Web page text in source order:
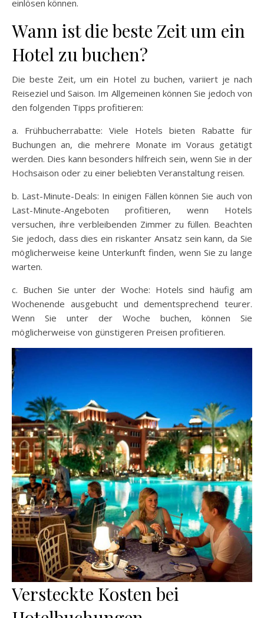
einlösen können.
Wann ist die beste Zeit um ein
Hotel zu buchen?
Die beste Zeit, um ein Hotel zu buchen, variiert je nach
Reiseziel und Saison. Im Allgemeinen können Sie jedoch von
den folgenden Tipps profitieren:
a. Frühbucherrabatte: Viele Hotels bieten Rabatte für
Buchungen an, die mehrere Monate im Voraus getätigt
werden. Dies kann besonders hilfreich sein, wenn Sie in der
Hochsaison oder zu einer beliebten Veranstaltung reisen.
b. Last-Minute-Deals: In einigen Fällen können Sie auch von
Last-Minute-Angeboten profitieren, wenn Hotels
versuchen, ihre verbleibenden Zimmer zu füllen. Beachten
Sie jedoch, dass dies ein riskanter Ansatz sein kann, da Sie
möglicherweise keine Unterkunft finden, wenn Sie zu lange
warten.
c. Buchen Sie unter der Woche: Hotels sind häufig am
Wochenende ausgebucht und dementsprechend teurer.
Wenn Sie unter der Woche buchen, können Sie
möglicherweise von günstigeren Preisen profitieren.
Versteckte Kosten bei